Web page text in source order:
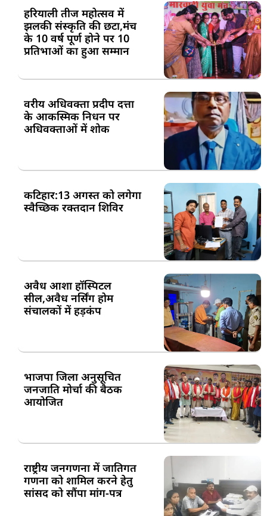
हरियाली तीज महोत्सव में
झलकी संस्कृति की छटा,मंच
के 10 वर्ष पूर्ण होने पर 10
प्रतिभाओं का हुआ सम्मान
वरीय अधिवक्ता प्रदीप दत्ता
के आकस्मिक निधन पर
अधिवक्ताओं में शोक
कटिहार:13 अगस्त को लगेगा
स्वैच्छिक रक्तदान शिविर
अवैध आशा हॉस्पिटल
सील,अवैध नर्सिंग होम
संचालकों में हड़कंप
भाजपा जिला अनुसूचित
जनजाति मोर्चा की बैठक
आयोजित
राष्ट्रीय जनगणना में जातिगत
गणना को शामिल करने हेतु
सांसद को सौंपा मांग-पत्र